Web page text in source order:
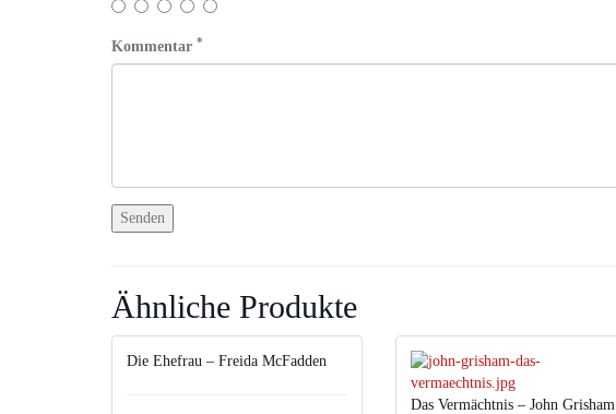
Kommentar *
Ähnliche Produkte
Die Ehefrau – Freida McFadden
Das Vermächtnis – John Grisham